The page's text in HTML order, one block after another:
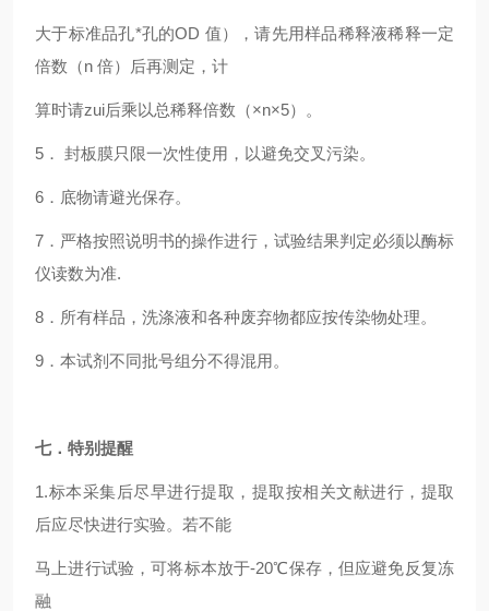
大于标准品孔*孔的OD 值），请先用样品稀释液稀释一定
倍数（n 倍）后再测定，计
算时请zui后乘以总稀释倍数（×n×5）。
5 ． 封板膜只限一次性使用，以避免交叉污染。
6 ．底物请避光保存。
7 ．严格按照说明书的操作进行，试验结果判定必须以酶标
仪读数为准.
8 ．所有样品，洗涤液和各种废弃物都应按传染物处理。
9 ．本试剂不同批号组分不得混用。
七．特别提醒
1.标本采集后尽早进行提取，提取按相关文献进行，提取
后应尽快进行实验。若不能
马上进行试验，可将标本放于-20℃保存，但应避免反复冻
融